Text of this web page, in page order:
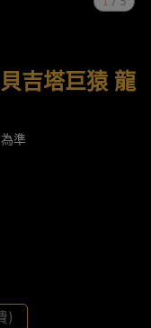
吉塔巨猿 龍
準
)